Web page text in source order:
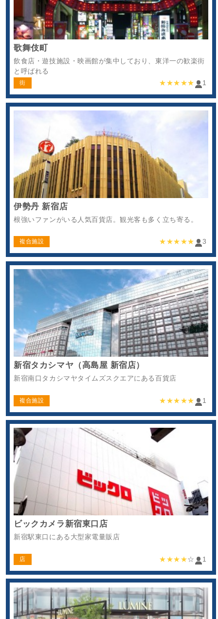
歌舞伎町
飲食店・遊技施設・映画館が集中しており、東洋一の歓楽街
と呼ばれる
街 ★★★★★ 1
伊勢丹 新宿店
根強いファンがいる人気百貨店。観光客も多く立ち寄る。
複合施設 ★★★★★ 3
新宿タカシマヤ（高島屋 新宿店）
新宿南口タカシマヤタイムズスクエアにある百貨店
複合施設 ★★★★★ 1
ビックカメラ新宿東口店
新宿駅東口にある大型家電量販店
店 ★★★★☆ 1